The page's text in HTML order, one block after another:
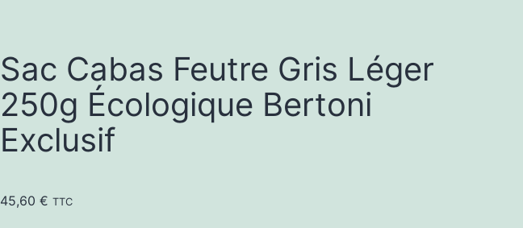
Sac Cabas Feutre Gris Léger
250g Écologique Bertoni
Exclusif
45,60 € TTC